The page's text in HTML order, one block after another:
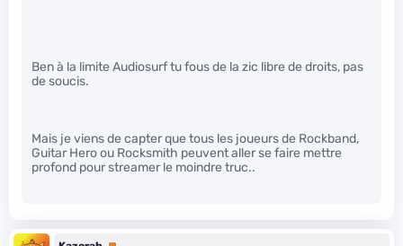
Ben à la limite Audiosurf tu fous de la zic libre de droits, pas
de soucis.
Mais je viens de capter que tous les joueurs de Rockband,
Guitar Hero ou Rocksmith peuvent aller se faire mettre
profond pour streamer le moindre truc..